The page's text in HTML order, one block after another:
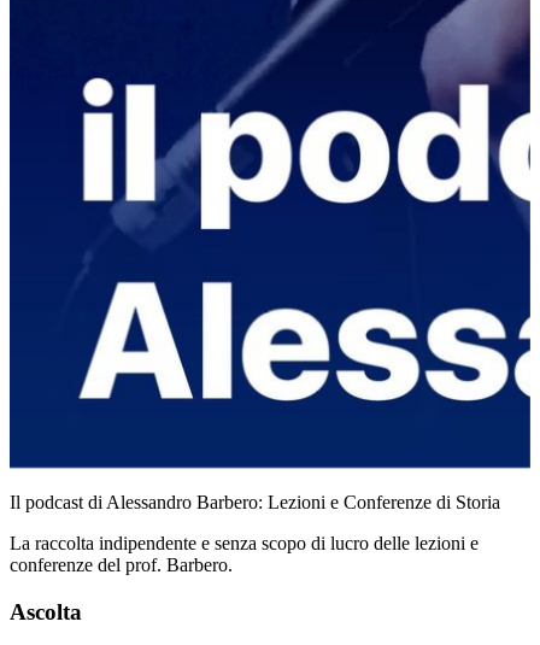
Il podcast di Alessandro Barbero: Lezioni e Conferenze di Storia
La raccolta indipendente e senza scopo di lucro delle lezioni e
conferenze del prof. Barbero.
Ascolta